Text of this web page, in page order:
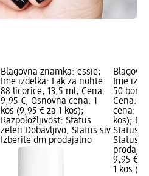
Blagovna znamka: essie;
Ime izdelka: Lak za nohte
88 licorice, 13,5 ml; Cena:
9,95 €; Osnovna cena: 1
kos (9,95 € za 1 kos);
Razpoložljivost: Status
zelen Dobavljivo, Status siv
Izberite dm prodajalno
Ime
50
Cena:
cena: 1
kos);
Status
Status
9,95 €
1 kos